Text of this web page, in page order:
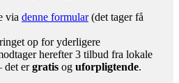
via denne formular(det tager få
op for yderligere
herefter 3 tilbud fra lokale
det ergratis og uforpligtende.